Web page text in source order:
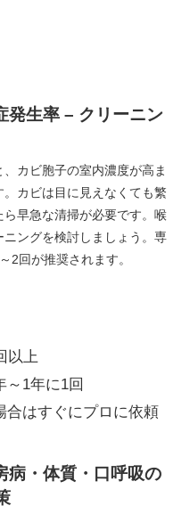
発生率 – クリーニン
カビ胞子の室内濃度が高ま
カビは目に見えなくても繁
早急な清掃が必要です。喉
ングを検討しましょう。専
2回が推奨されます。
以上
～1年に1回
合はすぐにプロに依頼
病・体質・口呼吸の